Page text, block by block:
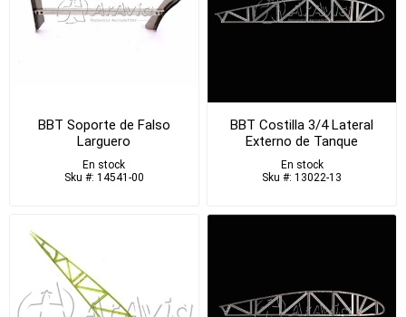
BBT Soporte de Falso
Larguero
En stock
Sku #: 14541-00
BBT Costilla 3/4 Lateral
Externo de Tanque
En stock
Sku #: 13022-13